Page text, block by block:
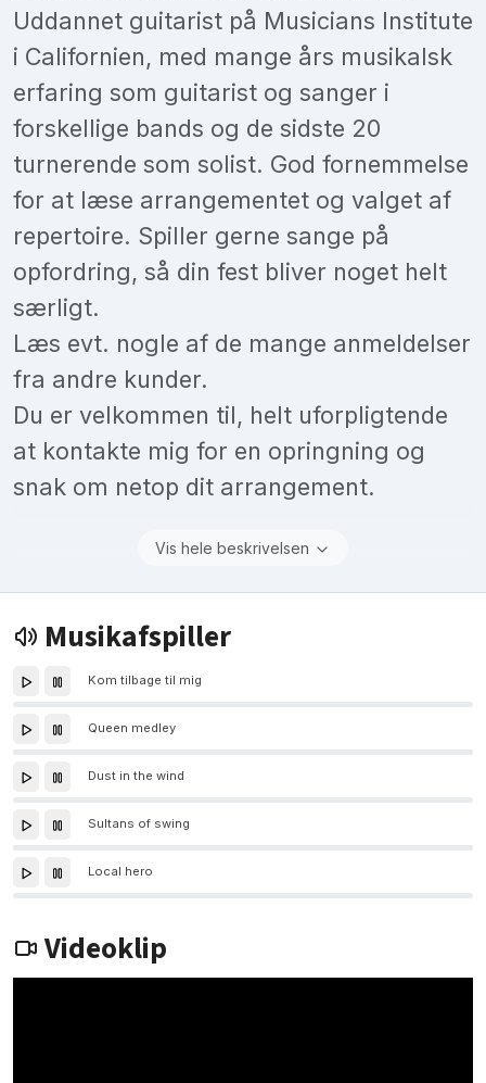
Uddannet guitarist på Musicians Institute
i Californien, med mange års musikalsk
erfaring som guitarist og sanger i
forskellige bands og de sidste 20
turnerende som solist. God fornemmelse
for at læse arrangementet og valget af
repertoire. Spiller gerne sange på
opfordring, så din fest bliver noget helt
særligt.
Læs evt. nogle af de mange anmeldelser
fra andre kunder.
Du er velkommen til, helt uforpligtende
at kontakte mig for en opringning og
snak om netop dit arrangement.
Vis hele beskrivelsen
Musikafspiller
Kom tilbage til mig
Queen medley
Dust in the wind
Sultans of swing
Local hero
Videoklip